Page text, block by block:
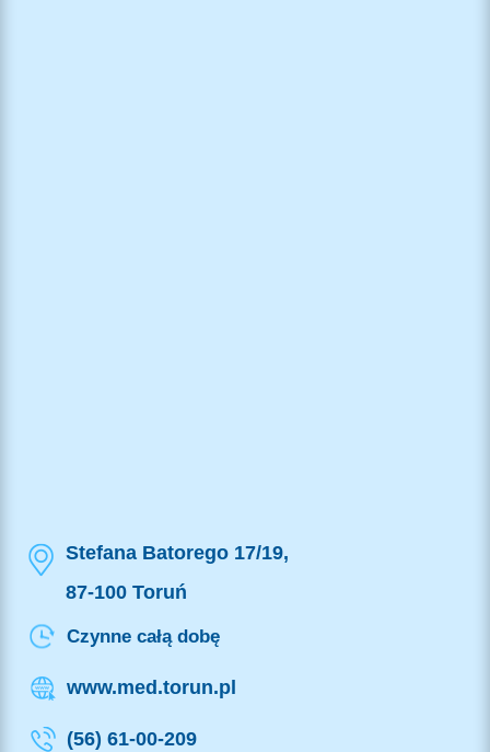
Stefana Batorego 17/19,
87-100 Toruń
Czynne całą dobę
www.med.torun.pl
(56) 61-00-209